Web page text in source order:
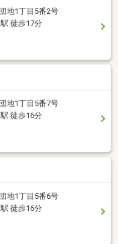
地1丁目5番2号
徒歩17分
地1丁目5番7号
徒歩16分
地1丁目5番6号
徒歩16分